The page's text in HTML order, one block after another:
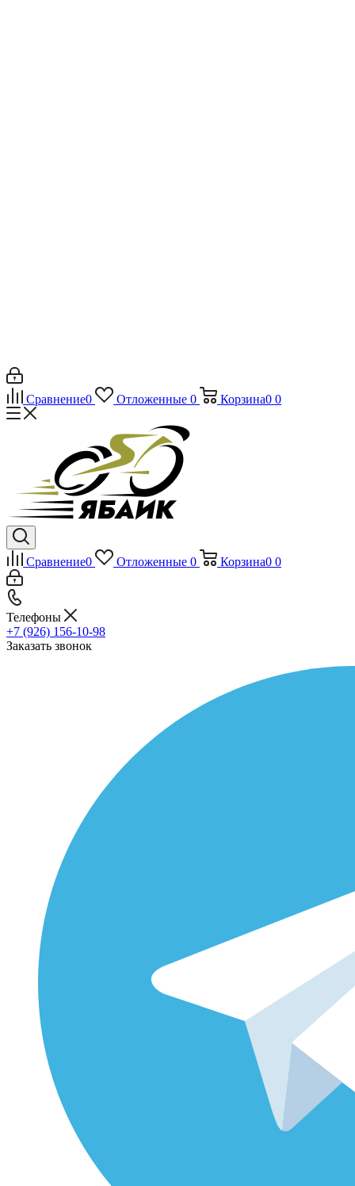
Сравнение0 Отложенные 0 Корзина0 0
Сравнение0 Отложенные 0 Корзина0 0
Телефоны
+7 (926) 156-10-98
Заказать звонок